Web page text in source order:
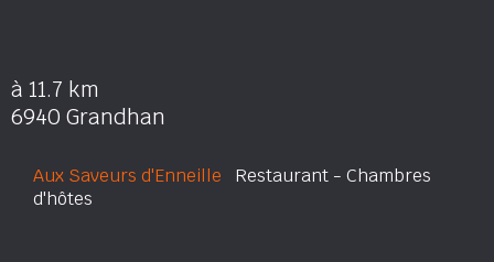
à 11.7 km
6940 Grandhan
Aux Saveurs d'Enneille Restaurant - Chambres
d'hôtes